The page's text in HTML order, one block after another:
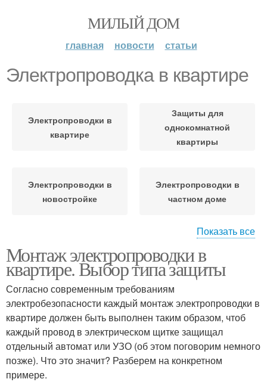
МИЛЫЙ ДОМ
главная новости статьи
Электропроводка в квартире
Электропроводки в
квартире
Защиты для
однокомнатной
квартиры
Электропроводки в
новостройке
Электропроводки в
частном доме
частном доме
частном или
Электропроводки в
деревянном доме
Схемы для
однокомнатной
квартиры
Показать все
Монтаж электропроводки в
квартире. Выбор типа защиты
Согласно современным требованиям
электробезопасности каждый монтаж электропроводки в
квартире должен быть выполнен таким образом, чтоб
каждый провод в электрическом щитке защищал
отдельный автомат или УЗО (об этом поговорим немного
позже). Что это значит? Разберем на конкретном
примере.